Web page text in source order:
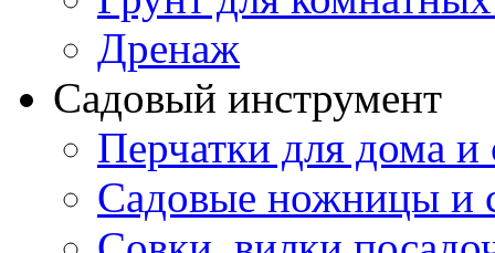
Дренаж
Садовый инструмент
Перчатки для дома и
Садовые ножницы и